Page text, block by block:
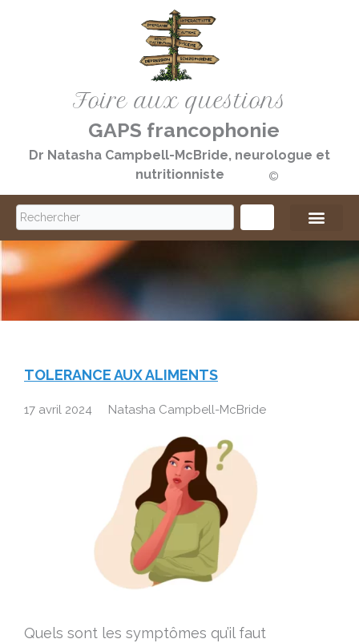
Foire aux questions
GAPS francophonie
Dr Natasha Campbell-McBride, neurologue et
nutritionniste
©️
S
e
a
c
TOLERANCE AUX ALIMENTS
17 avril 2024 Natasha Campbell-McBride
Quels sont les symptômes qu’il faut